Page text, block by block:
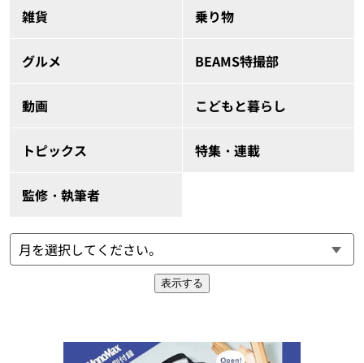
雑貨 乗り物
グルメ BEAMS特撮部
動画 こどもと暮らし
トピックス 特集・連載
監修・執筆者
表示する